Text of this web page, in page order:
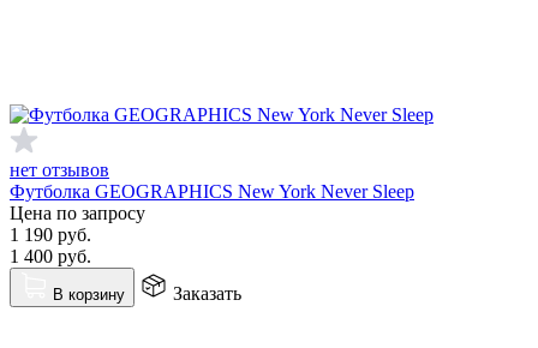
нет отзывов
Футболка GEOGRAPHICS New York Never Sleep
Цена по запросу
1 190 руб.
1 400 руб.
В корзину Заказать